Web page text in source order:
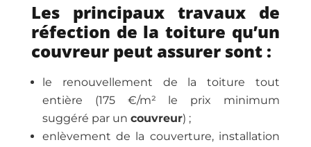
Les principaux travaux de
réfection de la toiture qu’un
couvreur peut assurer sont :
le renouvellement de la toiture tout
entière (175 €/m² le prix minimum
suggéré par un couvreur) ;
enlèvement de la couverture, installation